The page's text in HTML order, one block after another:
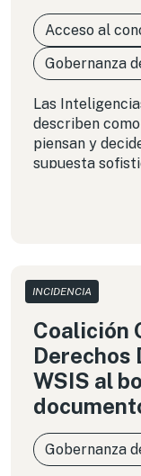
Acceso al
Gobernanza
Las
describen
piensan y
supuesta
limitaciones
INCIDENCIA
Coalición
Derechos
WSIS al
Gobernanza